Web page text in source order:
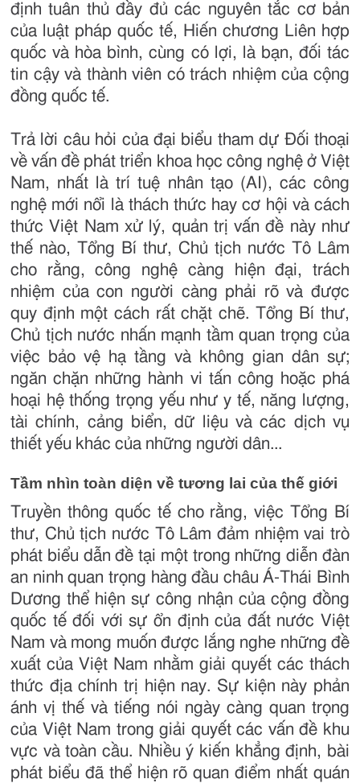
định tuân thủ đầy đủ các nguyên tắc cơ bản
của luật pháp quốc tế, Hiến chương Liên hợp
quốc và hòa bình, cùng có lợi, là bạn, đối tác
tin cậy và thành viên có trách nhiệm của cộng
đồng quốc tế.
Trả lời câu hỏi của đại biểu tham dự Đối thoại
về vấn đề phát triển khoa học công nghệ ở Việt
Nam, nhất là trí tuệ nhân tạo (AI), các công
nghệ mới nổi là thách thức hay cơ hội và cách
thức Việt Nam xử lý, quản trị vấn đề này như
thế nào, Tổng Bí thư, Chủ tịch nước Tô Lâm
cho rằng, công nghệ càng hiện đại, trách
nhiệm của con người càng phải rõ và được
quy định một cách rất chặt chẽ. Tổng Bí thư,
Chủ tịch nước nhấn mạnh tầm quan trọng của
việc bảo vệ hạ tầng và không gian dân sự;
ngăn chặn những hành vi tấn công hoặc phá
hoại hệ thống trọng yếu như y tế, năng lượng,
tài chính, cảng biển, dữ liệu và các dịch vụ
thiết yếu khác của những người dân...
Tầm nhìn toàn diện về tương lai của thế giới
Truyền thông quốc tế cho rằng, việc Tổng Bí
thư, Chủ tịch nước Tô Lâm đảm nhiệm vai trò
phát biểu dẫn đề tại một trong những diễn đàn
an ninh quan trọng hàng đầu châu Á-Thái Bình
Dương thể hiện sự công nhận của cộng đồng
quốc tế đối với sự ổn định của đất nước Việt
Nam và mong muốn được lắng nghe những đề
xuất của Việt Nam nhằm giải quyết các thách
thức địa chính trị hiện nay. Sự kiện này phản
ánh vị thế và tiếng nói ngày càng quan trọng
của Việt Nam trong giải quyết các vấn đề khu
vực và toàn cầu. Nhiều ý kiến khẳng định, bài
phát biểu đã thể hiện rõ quan điểm nhất quán